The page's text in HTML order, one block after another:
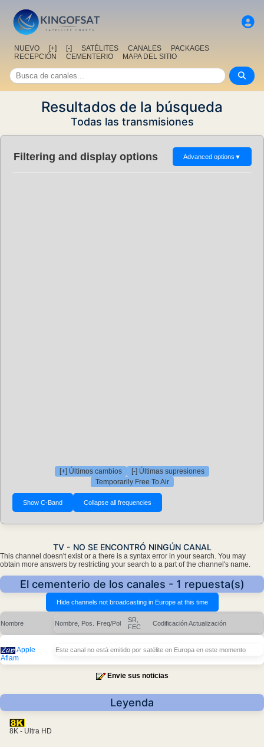
NUEVO [+] [-] SATÉLITES CANALES
PACKAGES
RECEPCIÓN
CEMENTERIO MAPA DEL SITIO
Resultados de la búsqueda
Todas las transmisiones
Filtering and display options Advanced options ▼
[+] Últimos cambios
[-] Últimas supresiones
Temporarily Free To Air
TV - NO SE ENCONTRÓ NINGÚN CANAL
This channel doesn't exist or a there is a syntax error in your search. You may
obtain more answers by restricting your search to a part of the channel's name.
El cementerio de los canales - 1 repuesta(s)
Nombre Nombre, Pos. Freq/Pol
SR,
FEC
CodificaciónActualización
Apple
Aflam
Este canal no está emitido por satélite en Europa en este momento
Envie sus noticias
Leyenda
8K - Ultra HD